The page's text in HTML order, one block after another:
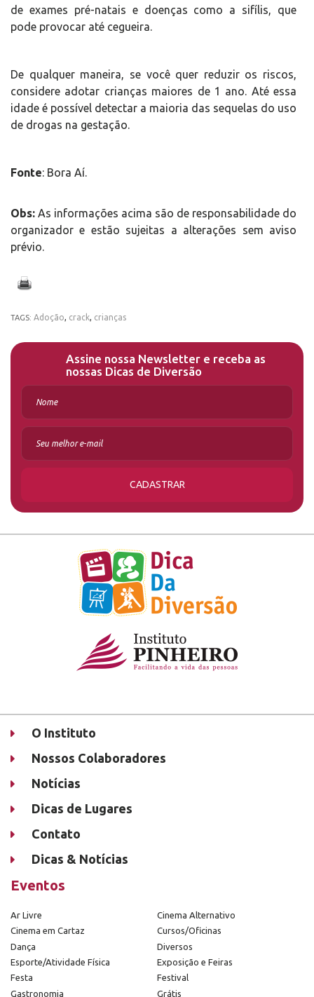
de exames pré-natais e doenças como a sifílis, que
pode provocar até cegueira.
De qualquer maneira, se você quer reduzir os riscos,
considere adotar crianças maiores de 1 ano. Até essa
idade é possível detectar a maioria das sequelas do uso
de drogas na gestação.
Fonte: Bora Aí.
Obs: As informações acima são de responsabilidade do
organizador e estão sujeitas a alterações sem aviso
prévio.
TAGS: Adoção, crack, crianças
Assine nossa Newsletter e receba as
nossas Dicas de Diversão
CADASTRAR
O Instituto
Nossos Colaboradores
Notícias
Dicas de Lugares
Contato
Dicas & Notícias
Eventos
Ar Livre
Cinema Alternativo
Cinema em Cartaz
Cursos/Oficinas
Dança
Diversos
Esporte/Atividade Física
Exposição e Feiras
Festa
Festival
Gastronomia
Grátis